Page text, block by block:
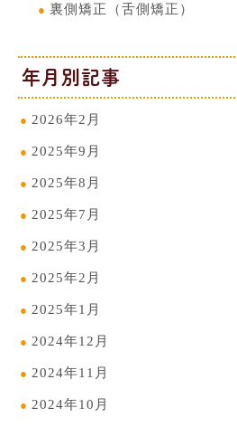
裏側矯正（舌側矯正）
年月別記事
2026年2月
2025年9月
2025年8月
2025年7月
2025年3月
2025年2月
2025年1月
2024年12月
2024年11月
2024年10月